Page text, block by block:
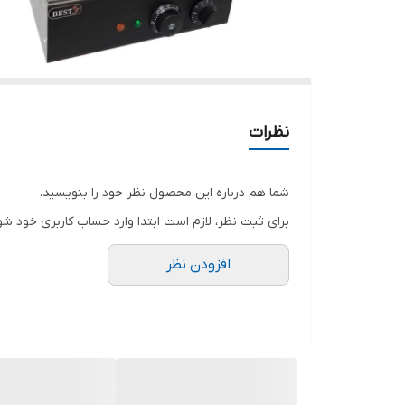
نظرات
شما هم درباره این محصول نظر خود را بنویسید.
برای ثبت نظر، لازم است ابتدا وارد حساب کاربری خود
افزودن نظر